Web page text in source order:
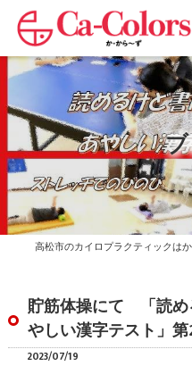
貯筋体操にて 「読め
やしい漢字テスト」
2023/07/19